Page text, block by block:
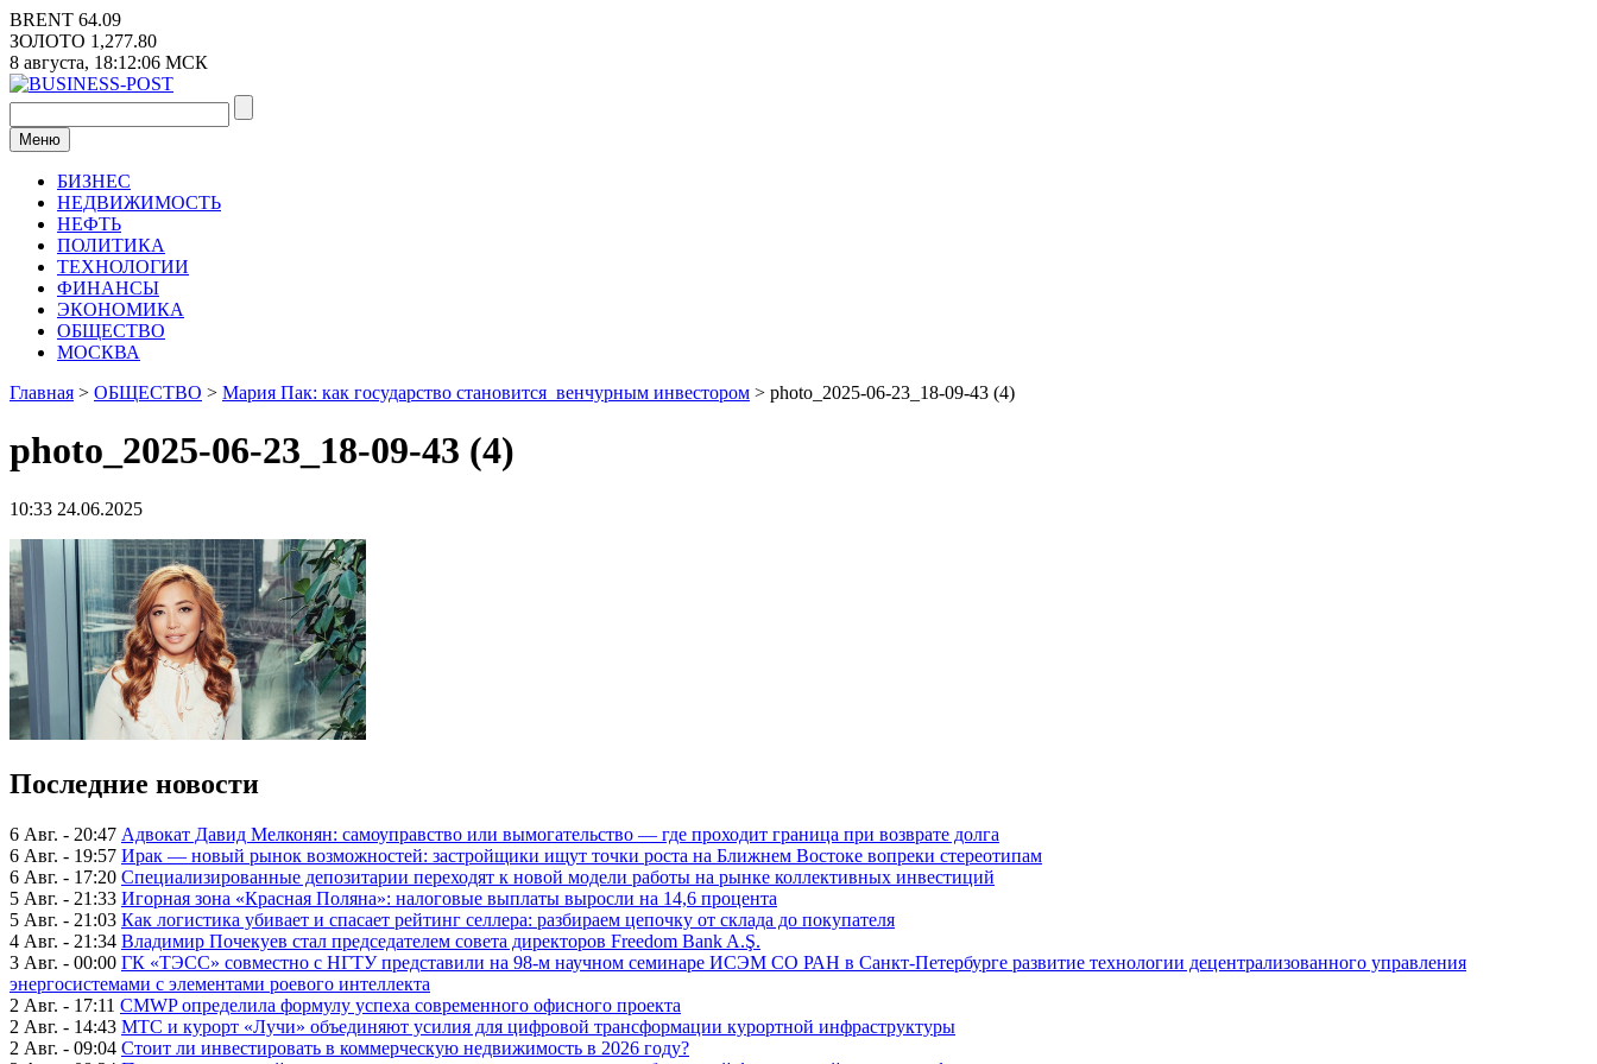
Перейти
к
содержимому
BRENT 64.09
ЗОЛОТО 1,277.80
8 августа, 18:12:06 МСК
Меню
БИЗНЕС
НЕДВИЖИМОСТЬ
НЕФТЬ
ПОЛИТИКА
ТЕХНОЛОГИИ
ФИНАНСЫ
ЭКОНОМИКА
ОБЩЕСТВО
МОСКВА
Главная > ОБЩЕСТВО > Мария Пак: как государство становится венчурным инвестором > photo_2025-06-23_18-09-43 (4)
photo_2025-06-23_18-09-43 (4)
10:33 24.06.2025
Последние новости
6 Авг. - 20:47 Адвокат Давид Мелконян: самоуправство или вымогательство — где проходит граница при возврате долга
6 Авг. - 19:57 Ирак — новый рынок возможностей: застройщики ищут точки роста на Ближнем Востоке вопреки стереотипам
6 Авг. - 17:20 Специализированные депозитарии переходят к новой модели работы на рынке коллективных инвестиций
5 Авг. - 21:33 Игорная зона «Красная Поляна»: налоговые выплаты выросли на 14,6 процента
5 Авг. - 21:03 Как логистика убивает и спасает рейтинг селлера: разбираем цепочку от склада до покупателя
4 Авг. - 21:34 Владимир Почекуев стал председателем совета директоров Freedom Bank A.Ş.
3 Авг. - 00:00 ГК «ТЭСС» совместно с НГТУ представили на 98-м научном семинаре ИСЭМ СО РАН в Санкт-Петербурге развитие технологии децентрализованного управления
энергосистемами с элементами роевого интеллекта
2 Авг. - 17:11 CMWP определила формулу успеха современного офисного проекта
2 Авг. - 14:43 МТС и курорт «Лучи» объединяют усилия для цифровой трансформации курортной инфраструктуры
2 Авг. - 09:04 Стоит ли инвестировать в коммерческую недвижимость в 2026 году?